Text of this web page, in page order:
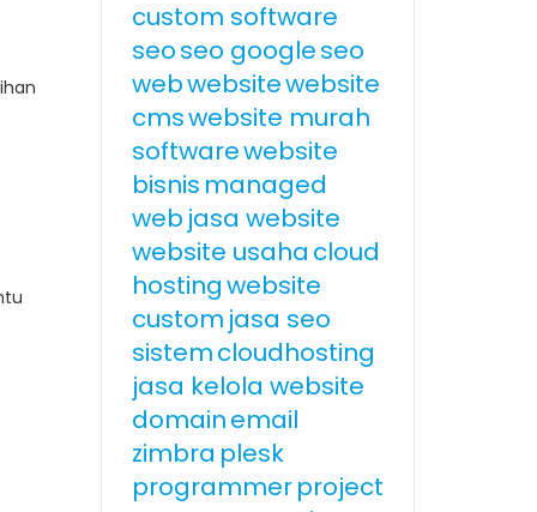
custom software
seoseo googleseo
webwebsitewebsite
cmswebsite murah
softwarewebsite
bisnis managed
web jasa website
website usaha cloud
hostingwebsite
custom jasa seo
sistemcloudhosting
jasa kelola website
domainemail
zimbra plesk
programmerproject